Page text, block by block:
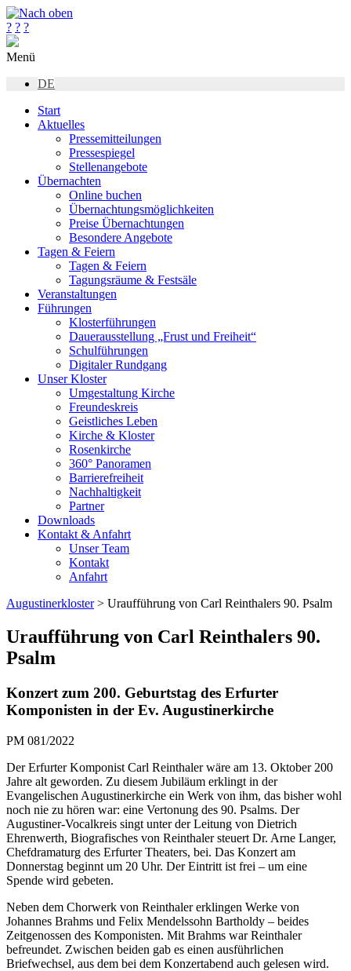
? ? ?
Menü
DE
Start
Aktuelles
Pressemitteilungen
Pressespiegel
Stellenangebote
Übernachten
Online buchen
Übernachtungsmöglichkeiten
Preise Übernachtungen
Besondere Angebote
Tagen & Feiern
Tagen & Feiern
Tagungsräume & Festsäle
Veranstaltungen
Führungen
Klosterführungen
Dauerausstellung „Frust und Freiheit“
Schulführungen
Digitaler Rundgang
Unser Kloster
Umgestaltung Kirche
Freundeskreis
Geistliches Leben
Kirche & Kloster
Rosenkirche
360° Panoramen
Barrierefreiheit
Nachhaltigkeit
Partner
Downloads
Kontakt & Anfahrt
Unser Team
Kontakt
Anfahrt
Augustinerkloster> Uraufführung von Carl Reinthalers 90. Psalm
Uraufführung von Carl Reinthalers 90.
Psalm
Konzert zum 200. Geburtstag des Erfurter
Komponisten in der Ev. Augustinerkirche
PM 081/2022
Der Erfurter Komponist Carl Reinthaler wäre am 13. Oktober 200
Jahre alt geworden. Zu diesem Jubiläum erklingt in der
Evangelischen Augustinerkirche ein Werk von ihm, das bisher wohl
noch nie zu hören war: eine Vertonung des 90. Psalms. Der
Augustiner-Vocalkreis singt unter der Leitung von Dietrich
Ehrenwerth, Biografisches von Reinthaler steuert Dr. Arne Langer,
Chefdramaturg des Erfurter Theaters, bei. Das Konzert am
Donnerstag beginnt um 20 Uhr. Der Eintritt ist frei – um eine
Spende wird gebeten.
Neben dem Chorwerk von Reinthaler erklingen Werke von
Johannes Brahms und Felix Mendelssohn Bartholdy – beides
Zeitgenossen des Komponisten. Mit Brahms war Reinthaler
befreundet. Zwischen beiden gab es einen ausführlichen
Briefwechsel, aus dem bei dem Konzertabend auch gelesen wird.